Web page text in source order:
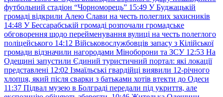
футбольний стадіон “Чорноморець” 15:49 У Буджацькій
громаді відкрили Алею Слави на честь полеглих захисників
14:48 У Бессарабській громаді розпочали громадське
обговорення щодо перейменування вулиці на честь полеглого
поліцейського 14:12 Військовослужбовців запасу з Кілійської
громади відзначили нагородами Міноборони та ЗСУ 12:53 На
Одещині запустили Єдиний туристичний портал: які локації
представлені 12:02 Ізмаїльські гвардійці виявили 12-річного
хлопця, який після сварки з батьками хотів втекти до Одеси
11:37 Підвал музею в Болграді передали під укриття, але